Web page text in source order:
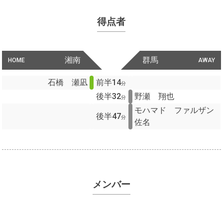
得点者
HOME 湘南 AWAY
群馬
石橋 瀬凪 前半14分
後半32分 野瀬 翔也
後半47分
モハマド ファルザン
佐名
メンバー